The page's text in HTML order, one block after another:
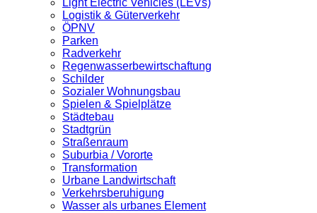
Light Electric Vehicles (LEVs)
Logistik & Güterverkehr
ÖPNV
Parken
Radverkehr
Regenwasserbewirtschaftung
Schilder
Sozialer Wohnungsbau
Spielen & Spielplätze
Städtebau
Stadtgrün
Straßenraum
Suburbia / Vororte
Transformation
Urbane Landwirtschaft
Verkehrsberuhigung
Wasser als urbanes Element